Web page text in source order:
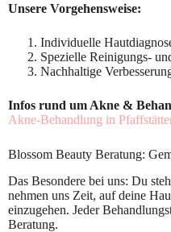
Unsere Vorgehensweise:
Individuelle
Spezielle Reinigungs-
Nachhaltige
Infos rund um Akne &
Akne-Behandlung in
Blossom Beauty Beratung:
Das Besondere bei uns: Du
nehmen uns Zeit, auf deine
einzugehen. Jeder
Beratung.